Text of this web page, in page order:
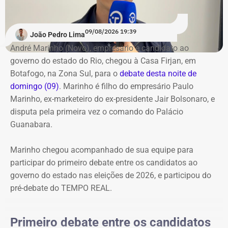
Participam do debate André Marinho (Novo), Anthony
Garotinho (Republicanos), Douglas Ruas (PL) e Willian
Siri (PSOL). O candidato Eduardo Paes (PSD) informou
na noite anterior que não iria comparecer.
Acompanhe a cobertura especial do TEMPO REAL pelo
Instagram do portal, com transmissão e atualizações nos
Stories, e ao vivo pelo YouTube.
para iniciar as perguntas e, pelas regras, será
obrigatoriamente o último a responder. Os candidatos
também terão uma nova rodada de confrontos com
temas livres, seguindo o mesmo controle de tempo por
cronômetro.
O debate marca a estreia do TEMPO REAL na cobertura
de uma eleição estadual. O portal já havia acompanhado
as eleições municipais de 2024 em todo o estado do Rio
e, agora, amplia a cobertura para a disputa pelo governo
Acompanhe a transmissão e a cobertura em tempo real
do primeiro debate entre os candidatos ao governo do
Rio.
João Pedro Lima09/08/2026 19:39
André Marinho (Novo), empresário e candidato ao
governo do estado do Rio, chegou à Casa Firjan, em
Botafogo, na Zona Sul, para o debate desta noite de
domingo (09). Marinho é filho do empresário Paulo
Marinho, ex-marketeiro do ex-presidente Jair Bolsonaro, e
disputa pela primeira vez o comando do Palácio
Guanabara.
Marinho chegou acompanhado de sua equipe para
participar do primeiro debate entre os candidatos ao
governo do estado nas eleições de 2026, e participou do
pré-debate do TEMPO REAL.
Primeiro debate entre os candidatos